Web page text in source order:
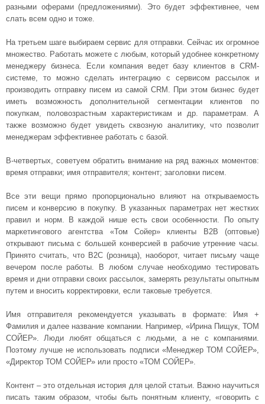
разными оферами (предложениями). Это будет эффективнее, чем
слать всем одно и тоже.
На третьем шаге выбираем сервис для отправки. Сейчас их огромное
множество. Работать можете с любым, который удобнее конкретному
менеджеру бизнеса. Если компания ведет базу клиентов в CRM-
системе, то можно сделать интеграцию с сервисом рассылок и
производить отправку писем из самой CRM. При этом бизнес будет
иметь возможность дополнительной сегментации клиентов по
покупкам, половозрастным характеристикам и др. параметрам. А
также возможно будет увидеть сквозную аналитику, что позволит
менеджерам эффективнее работать с базой.
В-четвертых, советуем обратить внимание на ряд важных моментов:
время отправки; имя отправителя; контент; заголовки писем.
Все эти вещи прямо пропорционально влияют на открываемость
писем и конверсию в покупку. В указанных параметрах нет жестких
правил и норм. В каждой нише есть свои особенности. По опыту
маркетингового агентства «Том Сойер» клиенты B2B (оптовые)
открывают письма с большей конверсией в рабочие утренние часы.
Принято считать, что B2C (розница), наоборот, читает письму чаще
вечером после работы. В любом случае необходимо тестировать
время и дни отправки своих рассылок, замерять результаты опытным
путем и вносить корректировки, если таковые требуется.
Имя отправителя рекомендуется указывать в формате: Имя +
Фамилия и далее название компании. Например, «Ирина Пищук, ТОМ
СОЙЕР». Люди любят общаться с людьми, а не с компаниями.
Поэтому лучше не использовать подписи «Менеджер ТОМ СОЙЕР»,
«Директор ТОМ СОЙЕР» или просто «ТОМ СОЙЕР».
Контент – это отдельная история для целой статьи. Важно научиться
писать таким образом, чтобы быть понятным клиенту, «говорить с